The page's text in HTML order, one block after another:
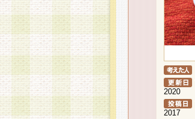
2020
2017